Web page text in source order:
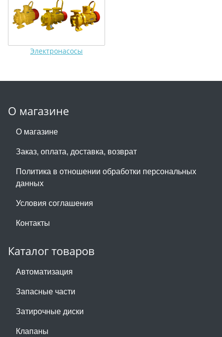
Электронасосы
О магазине
О магазине
Заказ, оплата, доставка, возврат
Политика в отношении обработки персональных
данных
Условия соглашения
Контакты
Каталог товаров
Автоматизация
Запасные части
Затирочные диски
Клапаны